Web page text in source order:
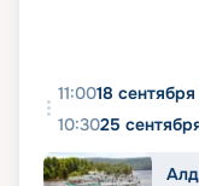
11:0018
10:3025